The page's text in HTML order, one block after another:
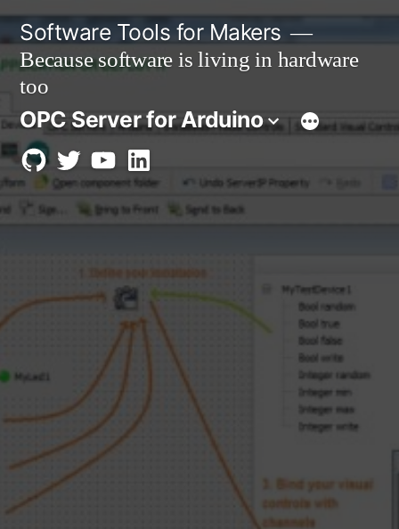
Skip
to
content
Software Tools for Makers
Because software is living in hardware
too
OPC Server for Arduino
GitHubtwitterYoutubeLinkedin